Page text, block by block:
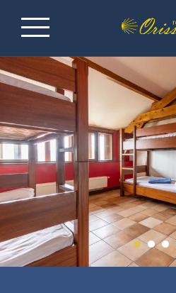
Refuge sur
Saint-
Compostelle
Bienvenue au Refuge
positionné sur le GR65 pour
Jacques de Compostelle.
l’adresse idéale pour faire
réconfortante et conviviale.
ouvert uniquement aux
marcheurs.